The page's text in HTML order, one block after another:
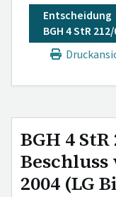
Entscheidung
BGH 4 StR
BGH 4 StR
Beschluss
2004 (LG